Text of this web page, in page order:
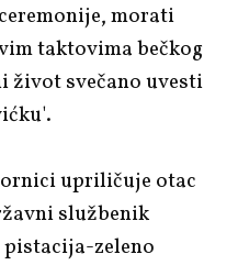
morati
taktovima bečkog
život svečano uvesti
upriličuje otac
službenik
pistacija-zeleno